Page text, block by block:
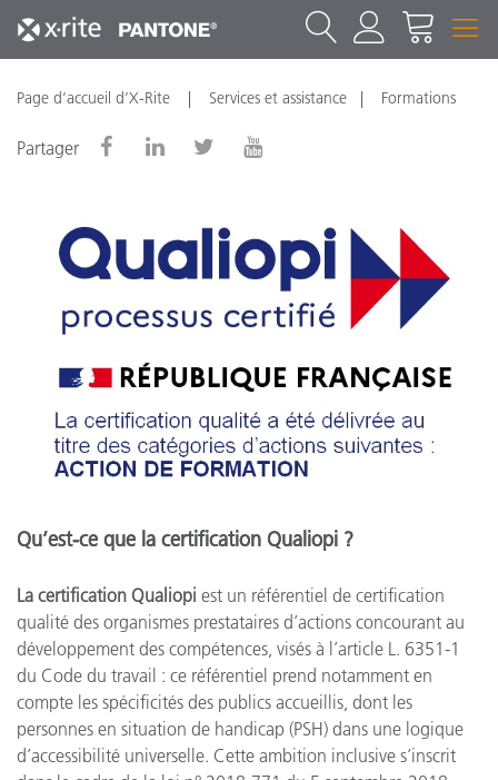
Page d’accueil d’X-Rite Services et assistance Formations
Partager
Qu’est-ce que la certification Qualiopi ?
La certification Qualiopi est un référentiel de certification
qualité des organismes prestataires d’actions concourant au
développement des compétences, visés à l’article L. 6351-1
du Code du travail : ce référentiel prend notamment en
compte les spécificités des publics accueillis, dont les
personnes en situation de handicap (PSH) dans une logique
d’accessibilité universelle. Cette ambition inclusive s’inscrit